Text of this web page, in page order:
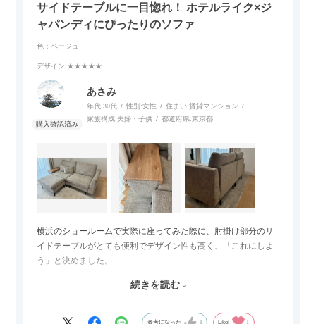
サイドテーブルに一目惚れ！ ホテルライク×ジ
ャパンディにぴったりのソファ
色：ベージュ
デザイン:★★★★★
あさみ
年代:30代 性別:女性 住まい:賃貸マンション
家族構成:夫婦・子供 都道府県:東京都
横浜のショールームで実際に座ってみた際に、肘掛け部分のサ
イドテーブルがとても便利でデザイン性も高く、「これにしよ
う」と決めました。
サイズは2.5人掛けですが、幅184cmとコンパクトなので圧迫感
グとのバランスもぴったりで、リビング全体がすっきり見えま
続きを読む
参考になった Like!